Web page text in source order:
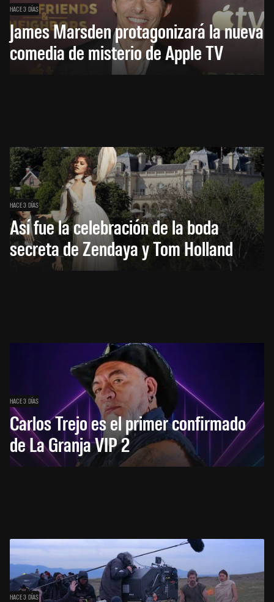
HACE 3 DÍAS
James Marsden protagonizará la nueva
comedia de misterio de Apple TV
HACE 3 DÍAS
Así fue la celebración de la boda
secreta de Zendaya y Tom Holland
HACE 3 DÍAS
Carlos Trejo es el primer confirmado
de La Granja VIP 2
HACE 3 DÍAS